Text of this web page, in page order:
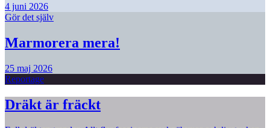
4 juni 2026
Gör det själv
Marmorera mera!
25 maj 2026
Reportage
Dräkt är fräckt